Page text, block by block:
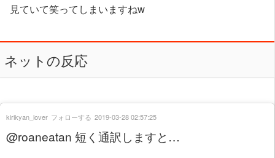
見ていて笑ってしまいますねw
ネットの反応
@roaneatan 短く通訳しますと…
kirikyan_lover フォローする 2019-03-28 02:57:25